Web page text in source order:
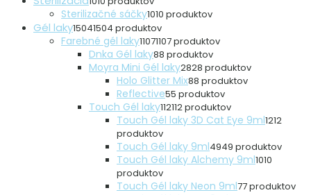
Sterilizačné sáčky1010 produktov
Gél laky15041504 produktov
Farebné gél laky11071107 produktov
Dnka Gél laky88 produktov
Moyra Mini Gél laky2828 produktov
Holo Glitter Mix88 produktov
Reflective55 produktov
Touch Gél laky112112 produktov
Touch Gél laky 3D Cat Eye 9ml1212
produktov
Touch Gél laky 9ml4949 produktov
Touch Gél laky Alchemy 9ml1010
produktov
Touch Gél laky Neon 9ml77 produktov